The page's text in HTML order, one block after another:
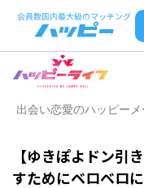
出会い恋愛のハッピー
【ゆきぽよドン引
すためにベロベロ